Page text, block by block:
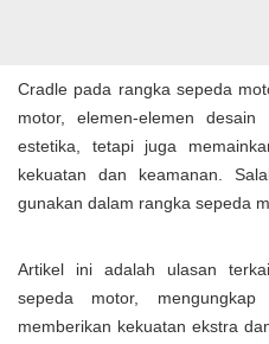
Cradle pada rangka sepeda
motor, elemen-elemen
estetika, tetapi juga
kekuatan dan keamanan.
gunakan dalam rangka sepeda
Artikel ini adalah ulasan
sepeda motor,
memberikan kekuatan ekstra